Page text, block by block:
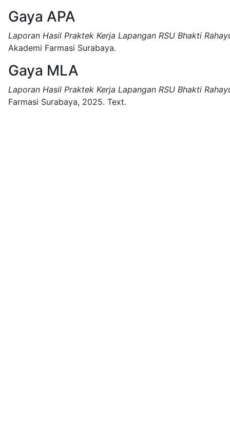
Gaya APA
Laporan Hasil Praktek Kerja Lapangan RSU Bhakti
Akademi Farmasi Surabaya.
Gaya MLA
Laporan Hasil Praktek Kerja Lapangan RSU Bhakti
Farmasi Surabaya, 2025. Text.